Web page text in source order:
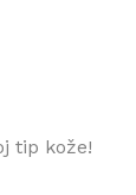
tip kože!